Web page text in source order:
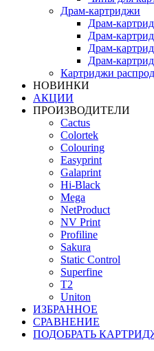
Драм-картриджи
Драм-
Драм-
Драм-
Драм-
Картриджи
НОВИНКИ
АКЦИИ
ПРОИЗВОДИТЕЛИ
Cactus
Colortek
Colouring
Easyprint
Galaprint
Hi-Black
Mega
NetProduct
NV Print
Profiline
Sakura
Static Control
Superfine
T2
Uniton
ИЗБРАННОЕ
СРАВНЕНИЕ
ПОДОБРАТЬ